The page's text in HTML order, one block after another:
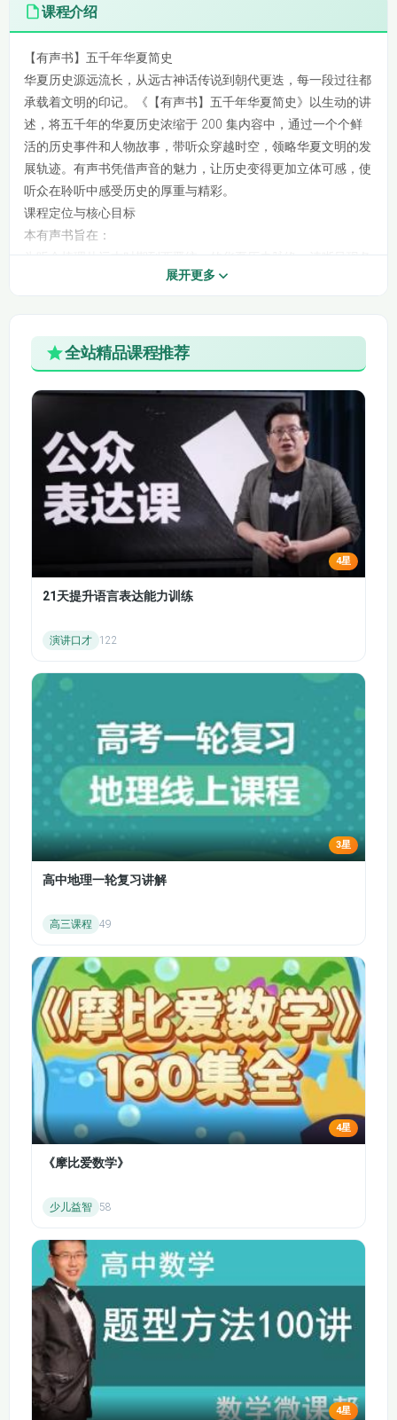
015【汉书】
017【汉书】
019【汉书】 020【汉书】
021【汉书】 022【汉书】
023【汉书】
025【汉书】
031【汉书】
（补）
033【后汉书】
（补）
034【后汉书】
（补）
035【后汉书】
（补）
036【后汉书】
（补）
032【后汉书】 033【后汉书】
035【后汉书】
042【三国志】 043【三国志】
044【三国志】 045【三国志】
046【三国志】 047【三国志】
048【三国志】 049【三国志】
054【三国志】 055【三国志】
056【三国志】 057【三国志】
058【晋书】 059【晋书】
060【晋书】 061【晋书】
062【晋书】
066【晋书】 067【晋书】
068【晋书】
070【南北朝史】 071【南北朝史】
072【南北朝史】
074【南北朝史】 075【南北朝史】
课程介绍
【有声书】五千年华夏简史
华夏历史源远流长，从远古神话传说到朝代更迭，每一段过往都
承载着文明的印记。《【有声书】五千年华夏简史》以生动的讲
述，将五千年的华夏历史浓缩于 200 集内容中，通过一个个鲜
活的历史事件和人物故事，带听众穿越时空，领略华夏文明的发
展轨迹。有声书凭借声音的魅力，让历史变得更加立体可感，使
听众在聆听中感受历史的厚重与精彩。
课程定位与核心目标
本有声书旨在：
挖掘历史故事背后的文化内涵、民族精神和智慧结晶，让听众深
入了解华夏文明的底蕴；
以通俗易懂的方式传播历史知识，激发听众对华夏历史的兴趣和
课程核心内容体系
一、远古时期与夏商周
第 1-7 集：远古神话与早期文明
讲述盘古开天、女娲补天、神农尝百草等神话传说，这些传说反
映了远古先民对自然的认知和探索精神。炎黄二帝被尊为华夏民
族的共同祖先，他们的故事体现了民族的融合与团结。许由洗耳
的典故展现了古人对高洁品格的追求。
第 8-14 集：夏商时期的兴衰
了古人与自然抗争的决心和智慧，也为夏朝的建立奠定了基础。
建立商朝，伊尹治国展现了贤相的理政才能。盘庚迁都使商朝稳
定发展，甲骨与占卜则反映了当时的社会信仰和文化特色。傅说
为相的故事体现了商朝不拘一格任用人才，而商纣王的 “酒池肉
林” 则揭示了商朝灭亡的内因。
第 15-22 集：西周的建立与衰落
姜太公钓鱼愿者上钩，辅佐周文王、周武王，武王伐纣推翻商
朝，建立西周。周公吐哺、天下归心，周公不仅辅佐成王，其制
礼作乐对后世影响深远。“防民之口甚于防川” 的典故警示统治者
要重视民意，周召共和是中国历史上有确切纪年的开始。幽王为
博褒姒一笑，烽火戏诸侯，最终导致西周灭亡，这一故事深刻反
二、春秋战国时期
管鲍之交体现了真挚的友谊和知人善任的重要性，曹刿论战中
“一鼓作气” 的战术展现了智慧在战争中的作用。齐桓公通过北杏
会盟、葵丘之盟等举措成为春秋首霸，“老马识途” 的故事体现了
管仲的智谋。然而齐国后期逐渐衰败，宋襄公的 “蠢猪式的仁义”
导致其争霸失败。息妫的故事充满传奇色彩，庆父之乱则反映了
鲁国的内部纷争。
第 31-40 集：晋楚争霸与列国风云
骊姬乱晋引发了晋国的内乱，“皮之不存毛将焉附” 的典故源于晋
国的历史事件。重耳历经十九年流浪，最终回国成就霸业，寒食
节的来历与介子推有关，城濮之战中重耳退避三舍，展现了诚信
高退秦师体现了商人的爱国情怀，崤之战则是秦晋之间的重要战
第 41-60 集：春秋末期至战国初期的变革
衣冠优孟、食指大动等典故反映了春秋时期的社会风貌。赵氏孤
儿的故事彰显了忠义精神，螳臂当车体现了不自量力的后果，秉
笔直书的史官展现了对历史的负责。晏子使楚维护了齐国的尊
严，伍子胥过昭关一夜白头，后辅佐吴国崛起，孙武练兵展现了
严明的军纪。越王勾践卧薪尝胆，最终灭吴，“鸟尽弓藏” 则揭示
了功高震主的隐患，范蠡与西施的故事增添了历史的浪漫色彩。
孔子的才干、有教无类的教育理念以及《论语》的影响深远，老
展开更多
全站精品课程推荐
4星
21天提升语言表达能力训练
演讲口才 122
3星
高中地理一轮复习讲解
高三课程 49
4星
《摩比爱数学》
少儿益智 58
4星